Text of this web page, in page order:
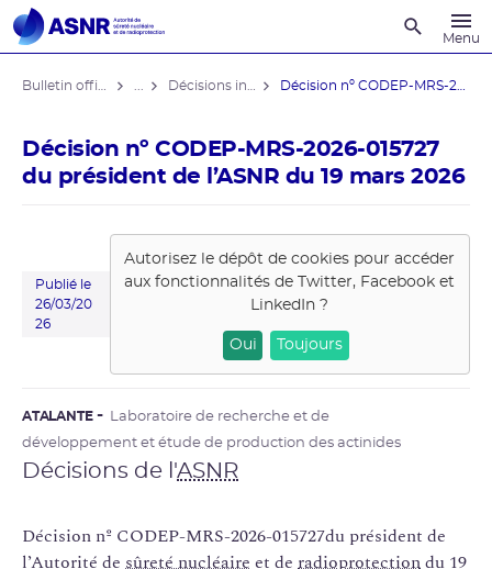
Menu
Décision nº CODEP-MRS-2026-015727
du président de l’ASNR du 19 mars 2026
Publié le
26/03/20
26
Autorisez le dépôt de cookies pour accéder
aux fonctionnalités deTwitter, Facebook et
LinkedIn ?
Oui Toujours
ATALANTE
Laboratoire de recherche et de
développement et étude de production des actinides
Décisions de l'ASNR
Décision nº CODEP-MRS-2026-015727du président de
l’Autorité de sûreté nucléaire et de radioprotectiondu 19